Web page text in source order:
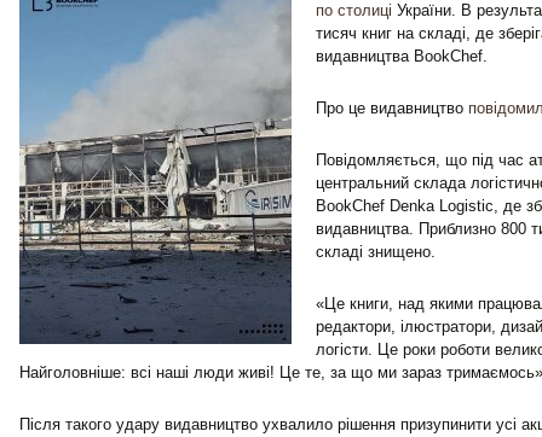
по столиці України. В
тисяч книг на складі, де
видавництва BookChef.
Про це видавництво
Повідомляється, що під час
центральний склада
BookChef Denka Logistic, де
видавництва. Приблизно 800
складі знищено.
«Це книги, над якими
редактори, ілюстратори,
логісти. Це роки роботи
Найголовніше: всі наші люди живі! Це те, за що ми зараз
Після такого удару видавництво ухвалило рішення призупинити усі